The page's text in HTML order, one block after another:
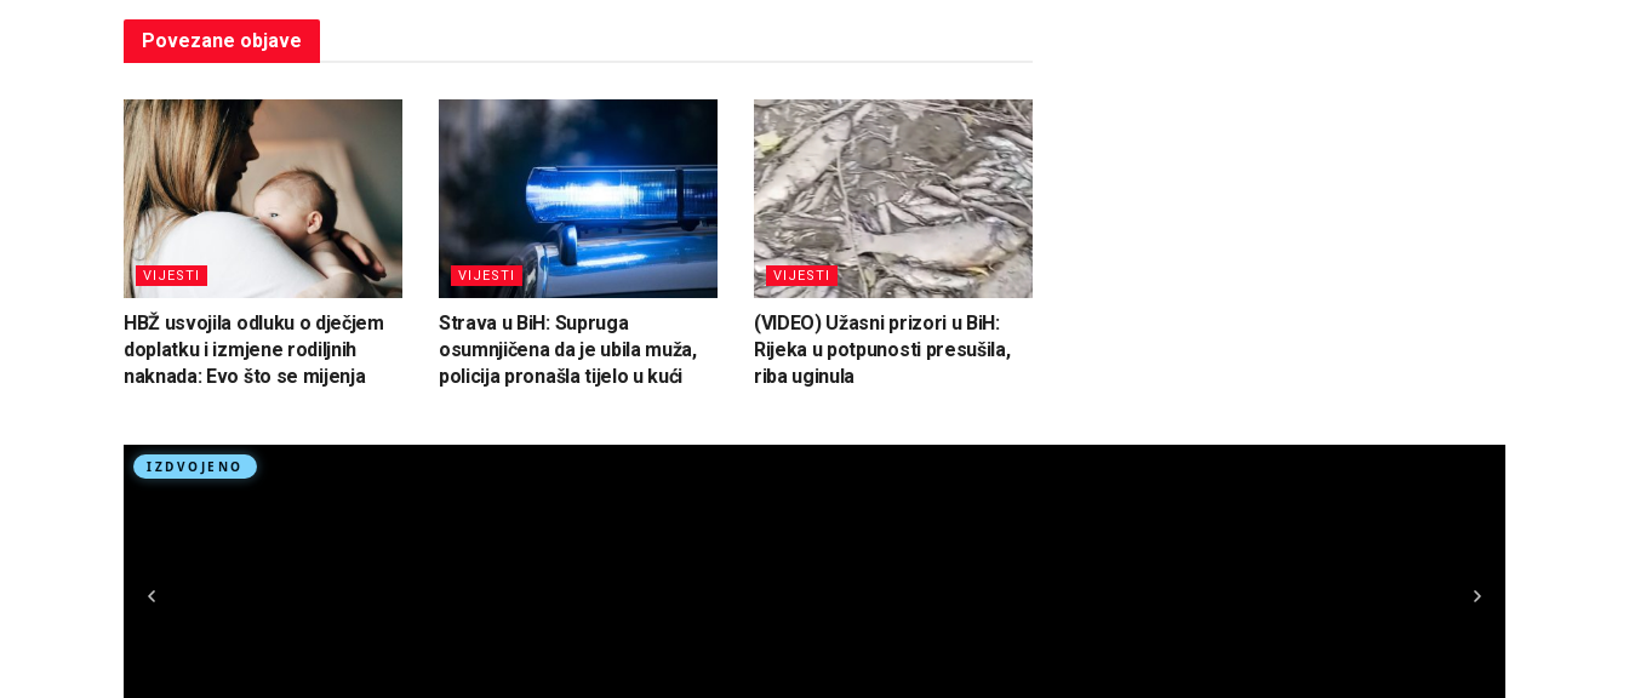
Povezane objave
VIJESTI
HBŽ usvojila odluku o dječjem
doplatku i izmjene rodiljnih
naknada: Evo što se mijenja
VIJESTI
Strava u BiH: Supruga
osumnjičena da je ubila muža,
policija pronašla tijelo u kući
VIJESTI
(VIDEO) Užasni prizori u BiH:
Rijeka u potpunosti presušila,
riba uginula